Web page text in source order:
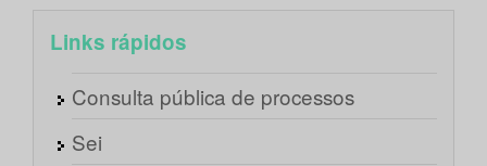
Links rápidos
Consulta pública de processos
Sei